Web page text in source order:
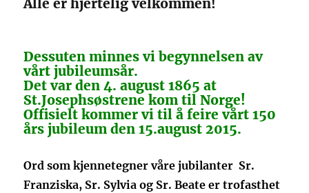
Alle er hjertelig velkommen!
Dessuten minnes vi begynnelsen av
vårt jubileumsår.
Det var den 4. august 1865 at
St.Josephsøstrene kom til Norge!
Offisielt kommer vi til å feire vårt 150
års jubileum den 15.august 2015.
Ord som kjennetegner våre jubilanter Sr.
Franziska, Sr. Sylvia og Sr. Beate er trofasthet